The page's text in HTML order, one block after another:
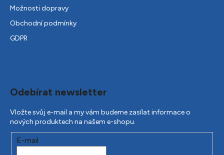
Možnosti dopravy
Obchodní podmínky
GDPR
Odebírat newsletter
Vložte svůj e-mail a my vám budeme zasílat informace o
nových produktech na našem e-shopu.
E-mail